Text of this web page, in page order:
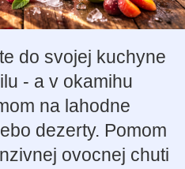
do svojej kuchyne
- a v okamihu
na lahodne
dezerty. Pomom
ovocnej chuti